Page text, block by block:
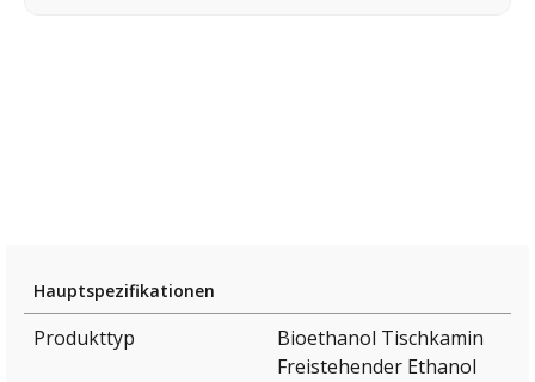
Hauptspezifikationen
Produkttyp
Bioethanol Tischkamin
Freistehender Ethanol